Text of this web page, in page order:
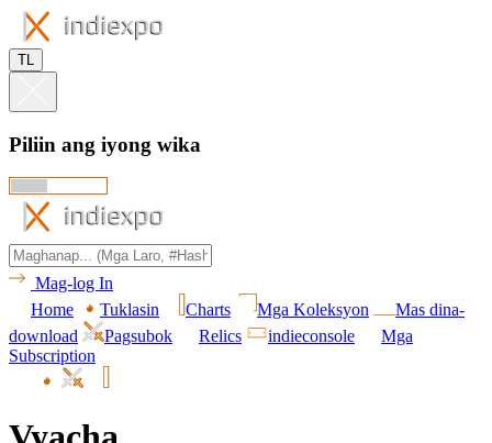
TL
Piliin ang iyong wika
Mag-log In
Home
Tuklasin Charts Mga Koleksyon
Mas dina-
download
Pagsubok Relics indieconsole
Mga
Subscription